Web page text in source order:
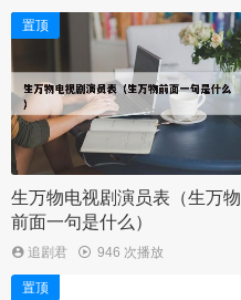
置顶
生万物电视剧演员表（生万物
前面一句是什么）
追剧君 946 次播放
置顶